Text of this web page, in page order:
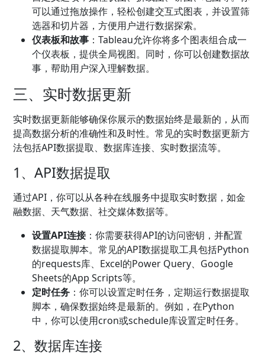
可以通过拖放操作，轻松创建交互式图表，并设置筛
选器和切片器，方便用户进行数据探索。
仪表板和故事 ：Tableau允许你将多个图表组合成一
个仪表板，提供全局视图。同时，你可以创建数据故
事，帮助用户深入理解数据。
三、实时数据更新
实时数据更新能够确保你展示的数据始终是最新的，从而
提高数据分析的准确性和及时性。常见的实时数据更新方
法包括API数据提取、数据库连接、实时数据流等。
1、API数据提取
通过API，你可以从各种在线服务中提取实时数据，如金
融数据、天气数据、社交媒体数据等。
设置API连接：你需要获得API的访问密钥，并配置
数据提取脚本。常见的API数据提取工具包括Python
的requests库、Excel的Power Query、Google
Sheets的App Scripts等。
定时任务 ：你可以设置定时任务，定期运行数据提取
脚本，确保数据始终是最新的。例如，在Python
中，你可以使用cron或schedule库设置定时任务。
2、数据库连接